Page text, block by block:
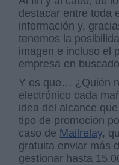
destacar entre toda
información y,
tenemos la
imagen e incluso el
empresa en
Y es que… ¿Quién
electrónico cada
idea del alcance
tipo de promoción
caso de Mailrelay,
gratuita enviar más
gestionar hasta